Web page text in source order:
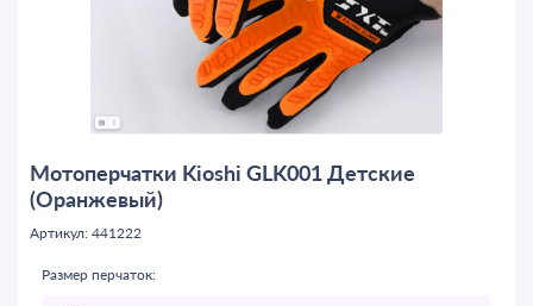
Мотоперчатки Kioshi GLK001 Детские
(Оранжевый)
Артикул: 441222
Размер перчаток: